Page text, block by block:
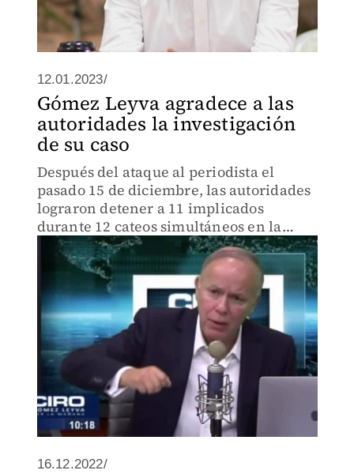
12.01.2023/
Gómez Leyva agradece a las
autoridades la investigación
de su caso
Después del ataque al periodista el
pasado 15 de diciembre, las autoridades
lograron detener a 11 implicados
durante 12 cateos simultáneos en la
CdMx.
16.12.2022/